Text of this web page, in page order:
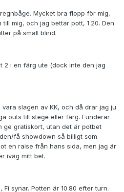
Mycket bra flopp för mig,
mig, och jag bettar pott, 1.20. Den
på small blind.
2 i en färg ute (dock inte den jag
slagen av KK, och då drar jag ju
outs till stege eller färg. Funderar
ge gratiskort, utan det är potbet
få showdown så billigt som
en raise från hans sida, men jag är
iväg mitt bet.
synar. Potten är 10.80 efter turn.